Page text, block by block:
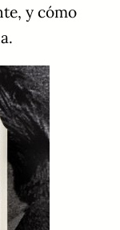
y cómo